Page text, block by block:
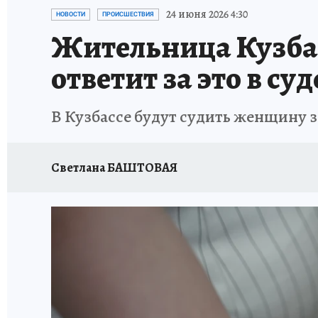
ЗАПОВЕДНАЯ РОССИЯ ПРОИСШЕСТВИЯ
НОВОСТИ ПРОИСШЕСТВИЯ 24 июня 2026 4:30
Жительница
ответит за это в
В Кузбассе будут судить
Светлана БАШТОВАЯ